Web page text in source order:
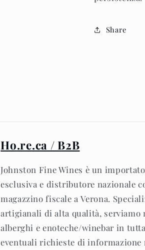
Share
Ho.re.ca / B2B
Johnston Fine Wines è un
esclusiva e distributore nazionale
magazzino fiscale a Verona.
artigianali di alta qualità, serviamo
alberghi e enoteche/winebar in
eventuali richieste di informazione